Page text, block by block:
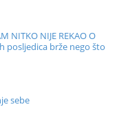
NITKO NIJE REKAO O
posljedica brže nego što
sebe